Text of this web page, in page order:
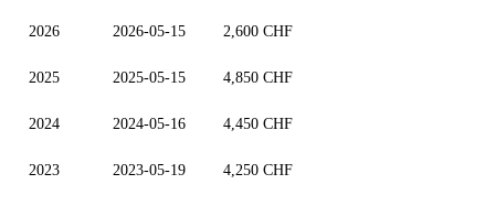
2026 2026-05-15 2,600 CHF
2025 2025-05-15 4,850 CHF
2024 2024-05-16 4,450 CHF
2023 2023-05-19 4,250 CHF